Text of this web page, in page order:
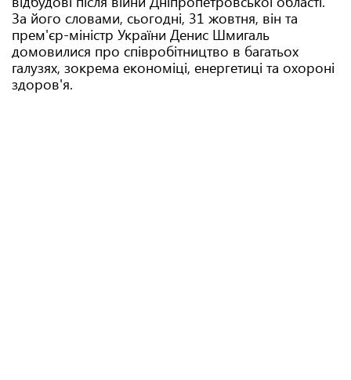
За його словами, сьогодні, 31 жовтня, він та
прем'єр-міністр України Денис Шмигаль
домовилися про співробітництво в багатьох
галузях, зокрема економіці, енергетиці та охороні
здоров'я.